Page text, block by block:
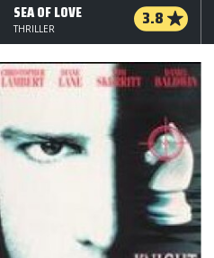
SEA OF LOVE 3.8
THRILLER